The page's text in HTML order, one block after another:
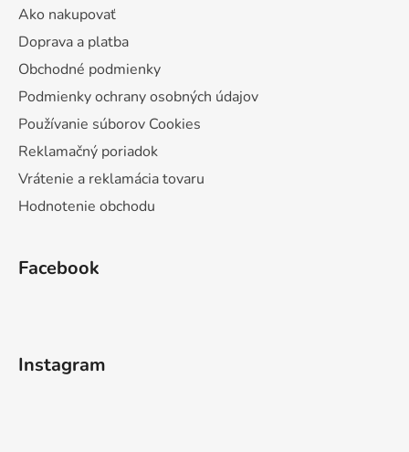
Ako nakupovať
Doprava a platba
Obchodné podmienky
Podmienky ochrany osobných údajov
Používanie súborov Cookies
Reklamačný poriadok
Vrátenie a reklamácia tovaru
Hodnotenie obchodu
Facebook
Instagram